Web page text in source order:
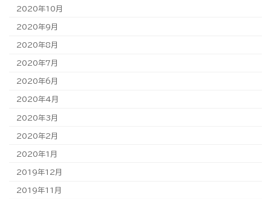
2020年10月
2020年9月
2020年8月
2020年7月
2020年6月
2020年4月
2020年3月
2020年2月
2020年1月
2019年12月
2019年11月